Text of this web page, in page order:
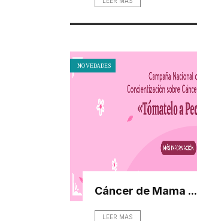
NOVEDADES
Cáncer de Mama ...
LEER MAS